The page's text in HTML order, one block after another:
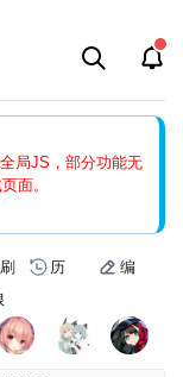
局JS，部分功能无
面。
问题，请多尝试几
刷 历 编